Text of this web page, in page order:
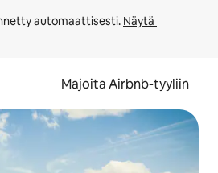
automaattisesti. Näytä
Majoita Airbnb-tyyliin